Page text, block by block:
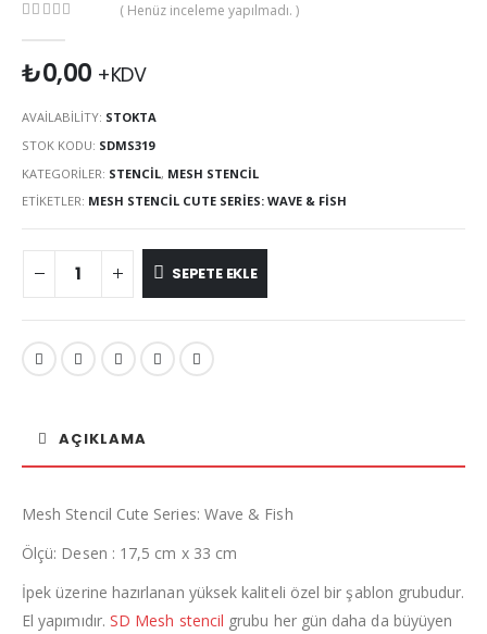
( Henüz inceleme yapılmadı. )
₺0,00 +KDV
AVAILABILITY: STOKTA
STOK KODU: SDMS319
KATEGORILER: STENCIL, MESH STENCIL
ETIKETLER: MESH STENCIL CUTE SERIES: WAVE & FISH
SEPETE EKLE
AÇIKLAMA
Mesh Stencil Cute Series: Wave & Fish
Ölçü: Desen : 17,5 cm x 33 cm
İpek üzerine hazırlanan yüksek kaliteli özel bir şablon grubudur.
El yapımıdır. SD Mesh stencil grubu her gün daha da büyüyen